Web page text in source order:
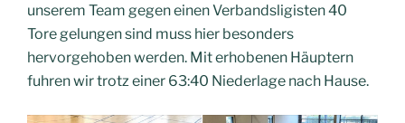
unserem Team gegen einen Verbandsligisten 40
Tore gelungen sind muss hier besonders
hervorgehoben werden. Mit erhobenen Häuptern
fuhren wir trotz einer 63:40 Niederlage nach Hause.